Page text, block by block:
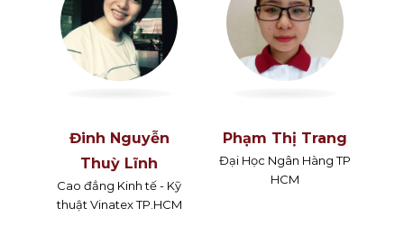
Đinh Nguyễn
Thuỳ Lĩnh
Cao đẳng Kinh tế - Kỹ
thuật Vinatex TP.HCM
Phạm Thị Trang
Đại Học Ngân Hàng TP
HCM